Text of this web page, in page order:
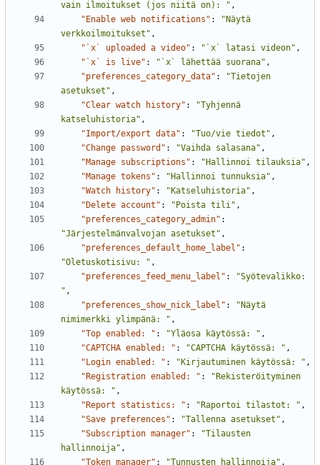
vain ilmoitukset (jos niitä on): " ,
"Enable web notifications" :
"Näytä
verkkoilmoitukset" ,
"`x` uploaded a video" : "`x` latasi videon" ,
"`x` is live" : "`x` lähettää suorana" ,
"preferences_category_data" :
"Tietojen
asetukset" ,
"Clear watch history" :
"Tyhjennä
katseluhistoria" ,
"Import/export data" : "Tuo/vie tiedot" ,
"Change password" : "Vaihda salasana" ,
"Manage subscriptions" : "Hallinnoi tilauksia" ,
"Manage tokens" : "Hallinnoi tunnuksia" ,
"Watch history" : "Katseluhistoria" ,
"Delete account" : "Poista tili" ,
"preferences_category_admin" :
"Järjestelmänvalvojan asetukset" ,
"preferences_default_home_label" :
"Oletuskotisivu: " ,
"preferences_feed_menu_label" :
"Syötevalikko:
" ,
"preferences_show_nick_label" :
"Näytä
nimimerkki ylimpänä: " ,
"Top enabled: " : "Yläosa käytössä: " ,
"CAPTCHA enabled: " : "CAPTCHA käytössä: " ,
"Login enabled: " : "Kirjautuminen käytössä: " ,
"Registration enabled: " :
"Rekisteröityminen
käytössä: " ,
"Report statistics: " : "Raportoi tilastot: " ,
"Save preferences" : "Tallenna asetukset" ,
"Subscription manager" :
"Tilausten
hallinnoija" ,
"Token manager" : "Tunnusten hallinnoija" ,